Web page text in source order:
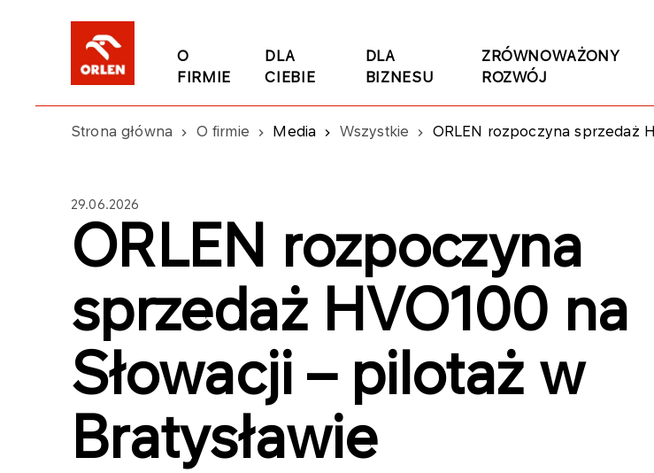
O
FIRMIE
DLA
CIEBIE
DLA
BIZNESU
ZRÓWNOWAŻONY
ROZWÓJ
Strona główna O firmie Media Wszystkie ORLEN rozpoczyna sprzedaż
29.06.2026
ORLEN rozpoczyna
sprzedaż HVO100 na
Słowacji – pilotaż w
Bratysławie